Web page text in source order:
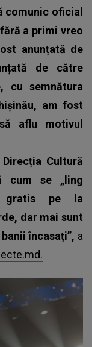
comunic oficial
a primi vreo
anunțată de
de către
cu semnătura
am fost
aflu motivul
Cultură
cum se „ling
gratis pe la
dar mai sunt
încasați”, a